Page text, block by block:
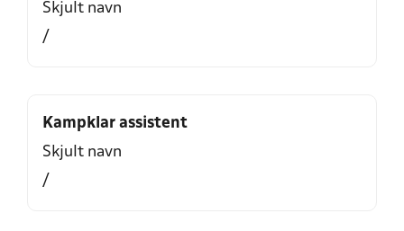
Skjult navn
/
Kampklar assistent
Skjult navn
/